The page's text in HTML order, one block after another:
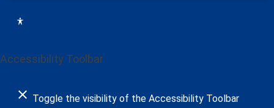
Accessibility Toolbar
close Toggle the visibility of the Accessibility Toolbar